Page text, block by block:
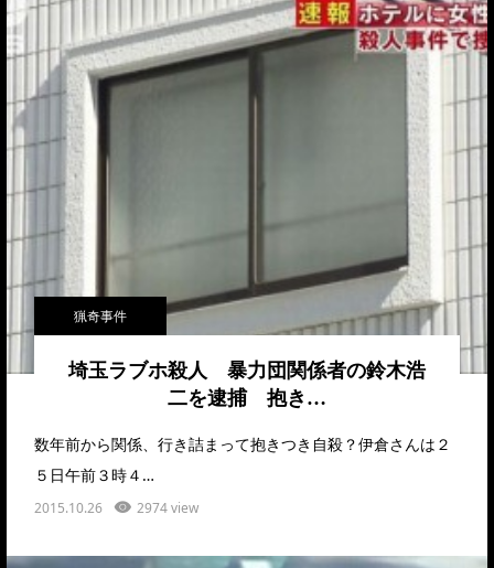
猟奇事件
埼玉ラブホ殺人 暴力団関係者の鈴木浩
二を逮捕 抱き…
数年前から関係、行き詰まって抱きつき自殺？伊倉さんは２
５日午前３時４…
2015.10.26 2974 view